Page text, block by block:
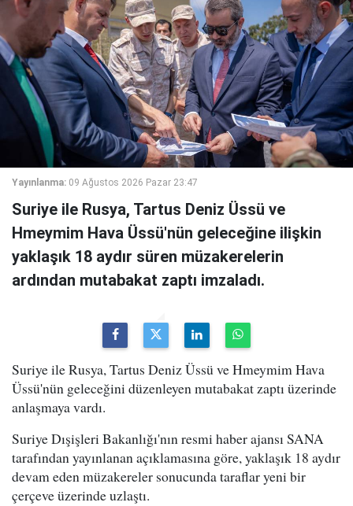
Yayınlanma: 09 Ağustos 2026 Pazar 23:47
Suriye ile Rusya, Tartus Deniz Üssü ve
Hmeymim Hava Üssü'nün geleceğine ilişkin
yaklaşık 18 aydır süren müzakerelerin
ardından mutabakat zaptı imzaladı.
Suriye ile Rusya, Tartus Deniz Üssü ve Hmeymim Hava
Üssü'nün geleceğini düzenleyen mutabakat zaptı üzerinde
anlaşmaya vardı.
Suriye Dışişleri Bakanlığı'nın resmi haber ajansı SANA
tarafından yayınlanan açıklamasına göre, yaklaşık 18 aydır
devam eden müzakereler sonucunda taraflar yeni bir
çerçeve üzerinde uzlaştı.